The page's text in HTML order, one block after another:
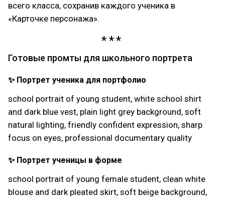
всего класса, сохранив каждого ученика в
«Карточке персонажа».
Готовые промты для школьного портрета
✨ Портрет ученика для портфолио
school portrait of young student, white school shirt
and dark blue vest, plain light grey background, soft
natural lighting, friendly confident expression, sharp
focus on eyes, professional documentary quality
✨ Портрет ученицы в форме
school portrait of young female student, clean white
blouse and dark pleated skirt, soft beige background,